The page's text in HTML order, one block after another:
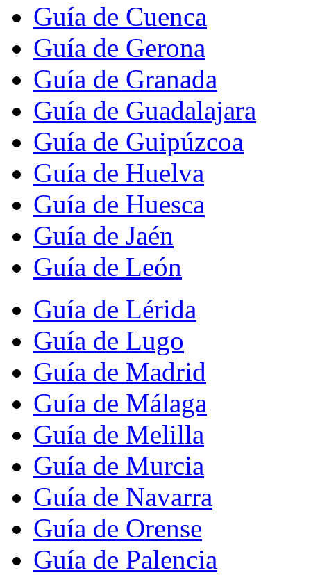
Guía de Cuenca
Guía de Gerona
Guía de Granada
Guía de Guadalajara
Guía de Guipúzcoa
Guía de Huelva
Guía de Huesca
Guía de Jaén
Guía de León
Guía de Lérida
Guía de Lugo
Guía de Madrid
Guía de Málaga
Guía de Melilla
Guía de Murcia
Guía de Navarra
Guía de Orense
Guía de Palencia